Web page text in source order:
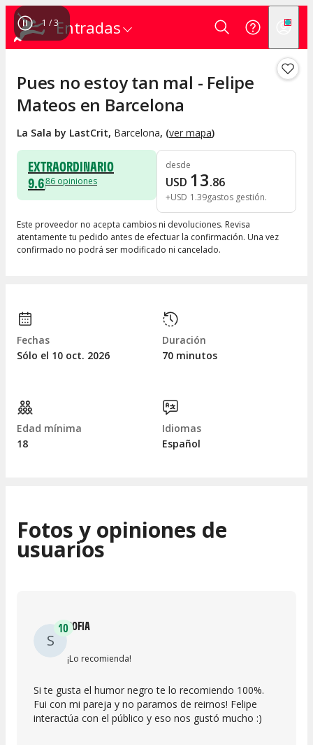
Entradas
1 /3
Pues no estoy tan mal - Felipe
Mateos en Barcelona
La Sala by LastCrit, Barcelona, (ver mapa)
EXTRAORDINARIO
9.686 opiniones
desde
USD 13.86
+USD 1 .39gastos gestión
Este proveedor no acepta cambios ni devoluciones. Revisa
atentamente tu pedido antes de efectuar la confirmación. Una vez
confirmado no podrá ser modificado ni cancelado.
Fechas
Sólo el 10 oct. 2026
Duración
70 minutos
Edad mínima
18
Idiomas
Español
Fotos y opiniones de
usuarios
S
10SOFIA
¡Lo recomienda!
Si te gusta el humor negro te lo recomiendo 100%.
Fui con mi pareja y no paramos de reirnos! Felipe
interactúa con el público y eso nos gustó mucho :)